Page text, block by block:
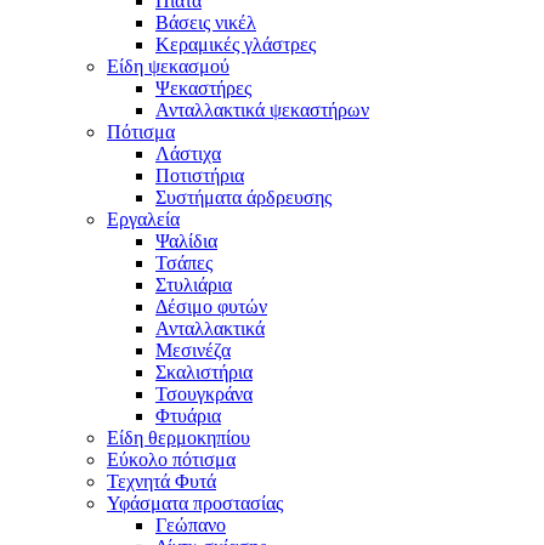
Βάσεις νικέλ
Κεραμικές γλάστρες
Είδη ψεκασμού
Ψεκαστήρες
Ανταλλακτικά ψεκαστήρων
Πότισμα
Λάστιχα
Ποτιστήρια
Συστήματα άρδρευσης
Εργαλεία
Ψαλίδια
Τσάπες
Στυλιάρια
Δέσιμο φυτών
Ανταλλακτικά
Μεσινέζα
Σκαλιστήρια
Τσουγκράνα
Φτυάρια
Είδη θερμοκηπίου
Εύκολο πότισμα
Τεχνητά Φυτά
Υφάσματα προστασίας
Γεώπανο